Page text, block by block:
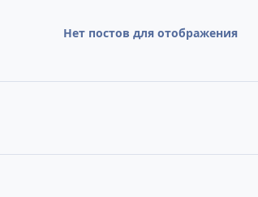
Нет постов для отображения